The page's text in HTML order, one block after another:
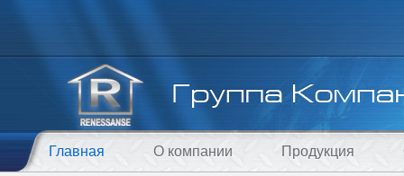
Главная О компании Продукция